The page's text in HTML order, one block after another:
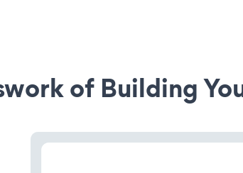
of Building